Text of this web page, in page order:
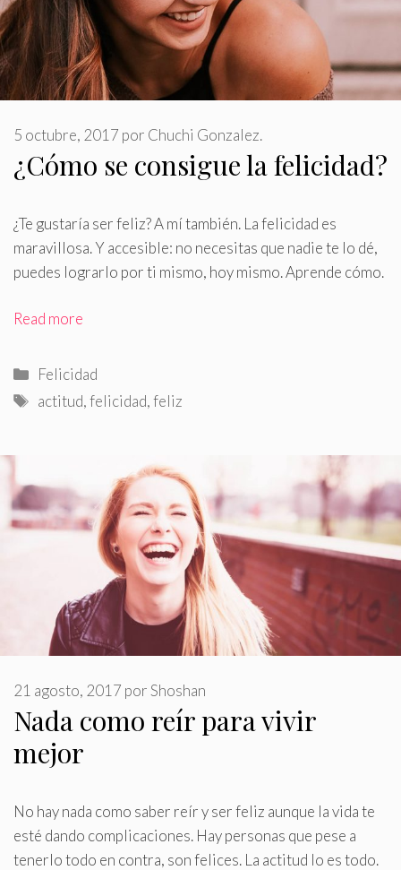
¿Cómo se consigue la felicidad?
5 octubre, 2017 por Chuchi Gonzalez.
¿Te gustaría ser feliz? A mí también. La felicidad es
maravillosa. Y accesible: no necesitas que nadie te lo dé,
puedes lograrlo por ti mismo, hoy mismo. Aprende cómo.
Read more
Categorías
Felicidad
Etiquetas
actitud,felicidad,feliz
Nada como reír para vivir
mejor
21 agosto, 2017 porShoshan
No hay nada como saber reír y ser feliz aunque la vida te
esté dando complicaciones. Hay personas que pese a
tenerlo todo en contra, son felices. La actitud lo es todo.